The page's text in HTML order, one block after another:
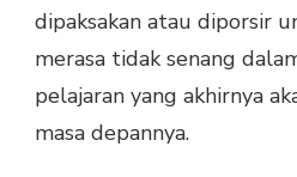
dipaksakan atau diporsir
merasa tidak senang
pelajaran yang akhirnya
masa depannya.